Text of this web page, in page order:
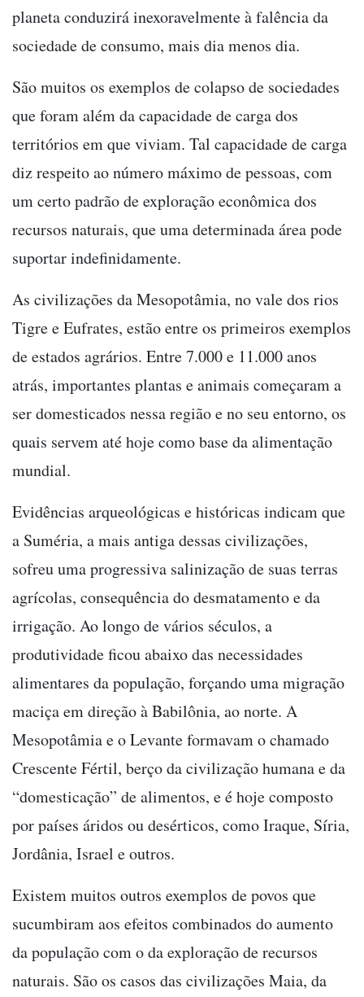
planeta conduzirá inexoravelmente à falência da
sociedade de consumo, mais dia menos dia.
São muitos os exemplos de colapso de sociedades
que foram além da capacidade de carga dos
territórios em que viviam. Tal capacidade de carga
diz respeito ao número máximo de pessoas, com
um certo padrão de exploração econômica dos
recursos naturais, que uma determinada área pode
suportar indefinidamente.
As civilizações da Mesopotâmia, no vale dos rios
Tigre e Eufrates, estão entre os primeiros exemplos
de estados agrários. Entre 7.000 e 11.000 anos
atrás, importantes plantas e animais começaram a
ser domesticados nessa região e no seu entorno, os
quais servem até hoje como base da alimentação
mundial.
Evidências arqueológicas e históricas indicam que
a Suméria, a mais antiga dessas civilizações,
sofreu uma progressiva salinização de suas terras
agrícolas, consequência do desmatamento e da
irrigação. Ao longo de vários séculos, a
produtividade ficou abaixo das necessidades
alimentares da população, forçando uma migração
maciça em direção à Babilônia, ao norte. A
Mesopotâmia e o Levante formavam o chamado
Crescente Fértil, berço da civilização humana e da
“domesticação” de alimentos, e é hoje composto
por países áridos ou desérticos, como Iraque, Síria,
Jordânia, Israel e outros.
Existem muitos outros exemplos de povos que
sucumbiram aos efeitos combinados do aumento
da população com o da exploração de recursos
naturais. São os casos das civilizações Maia, da